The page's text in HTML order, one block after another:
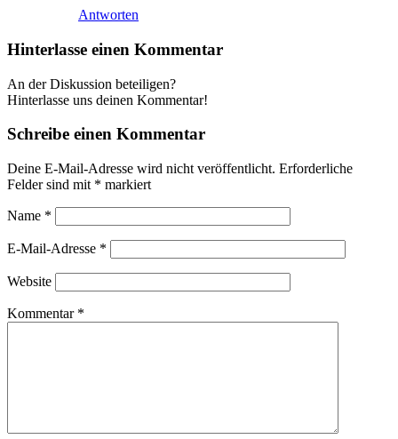
Antworten
Hinterlasse einen Kommentar
An der Diskussion beteiligen?
Hinterlasse uns deinen Kommentar!
Schreibe einen Kommentar
Deine E-Mail-Adresse wird nicht veröffentlicht. Erforderliche
Felder sind mit * markiert
Name *
E-Mail-Adresse *
Website
Kommentar *